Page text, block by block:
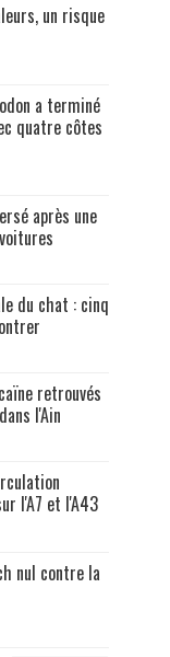
un risque
a terminé
quatre côtes
après une
du chat : cinq
retrouvés
l'Ain
l'A7 et l'A43
nul contre la